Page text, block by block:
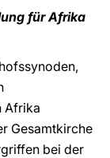
für Afrika
Afrika
Gesamtkirche
bei der